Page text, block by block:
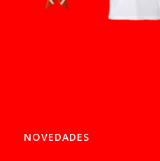
NOVEDADES